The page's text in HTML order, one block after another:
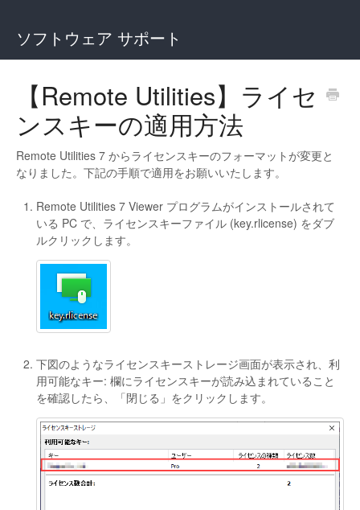
ソフトウェア サポート
【Remote Utilities】ライセ
ンスキーの適用方法
Remote Utilities 7 からライセンスキーのフォーマットが変更と
なりました。下記の手順で適用をお願いいたします。
Remote Utilities 7 Viewer プログラムがインストールされて
いる PC で、ライセンスキーファイル (key.rlicense) をダブ
ルクリックします。
下図のようなライセンスキーストレージ画面が表示され、利
用可能なキー: 欄にライセンスキーが読み込まれていること
を確認したら、「閉じる」をクリックします。